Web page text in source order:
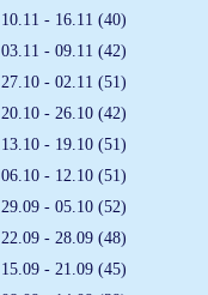
10.11 - 16.11 (40)
03.11 - 09.11 (42)
27.10 - 02.11 (51)
20.10 - 26.10 (42)
13.10 - 19.10 (51)
06.10 - 12.10 (51)
29.09 - 05.10 (52)
22.09 - 28.09 (48)
15.09 - 21.09 (45)